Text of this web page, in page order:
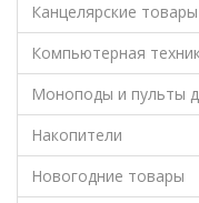
Канцелярские товары
Компьютерная
Моноподы и пульты
Накопители
Новогодние товары